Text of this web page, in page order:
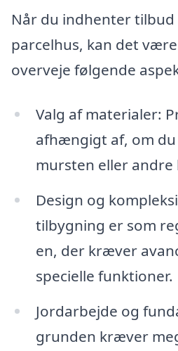
Når du indhenter
parcelhus, kan det
overveje følgende
Valg af materialer:
afhængigt af, om
mursten eller andre
Design og
tilbygning er som
en, der kræver
specielle funktioner.
Jordarbejde og
grunden kræver